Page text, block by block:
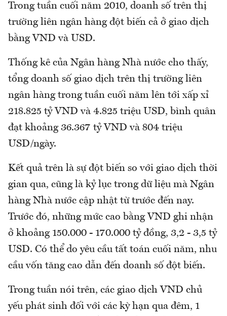
Trong tuần cuối năm 2010, doanh số trên thị
trường liên ngân hàng đột biến cả ở giao dịch
bằng VND và USD.
Thống kê của Ngân hàng Nhà nước cho thấy,
tổng doanh số giao dịch trên thị trường liên
ngân hàng trong tuần cuối năm lên tới xấp xỉ
218.825 tỷ VND và 4.825 triệu USD, bình quân
đạt khoảng 36.367 tỷ VND và 804 triệu
USD/ngày.
Kết quả trên là sự đột biến so với giao dịch thời
gian qua, cũng là kỷ lục trong dữ liệu mà Ngân
hàng Nhà nước cập nhật từ trước đến nay.
Trước đó, những mức cao bằng VND ghi nhận
ở khoảng 150.000 - 170.000 tỷ đồng, 3,2 - 3,5 tỷ
USD. Có thể do yêu cầu tất toán cuối năm, nhu
cầu vốn tăng cao dẫn đến doanh số đột biến.
Trong tuần nói trên, các giao dịch VND chủ
yếu phát sinh đối với các kỳ hạn qua đêm, 1